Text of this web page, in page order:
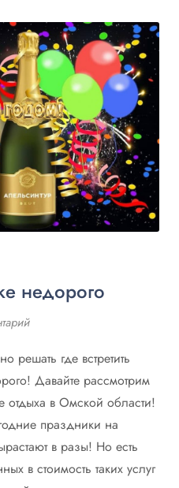
недорого
решать где встретить
Давайте рассмотрим
отдыха в Омской области!
праздники на
в разы! Но есть
в стоимость таких услуг